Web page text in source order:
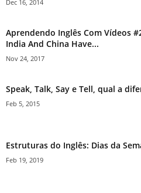
Dec 16, 2014
Aprendendo Inglês Com Vídeos
India And China Have...
Nov 24, 2017
Speak, Talk, Say e Tell, qual a
Feb 5, 2015
Estruturas do Inglês: Dias da
Feb 19, 2019